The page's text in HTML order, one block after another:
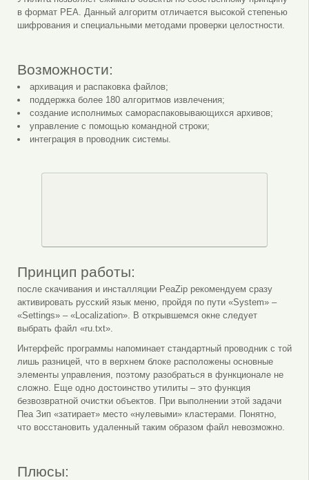
в формат PEA. Данный алгоритм отличается высокой степенью
шифрования и специальными методами проверки целостности.
Возможности:
архивация и распаковка файлов;
поддержка более 180 алгоритмов извлечения;
создание исполнимых самораспаковывающихся архивов;
управление с помощью командной строки;
интеграция в проводник системы.
Принцип работы:
после скачивания и инсталляции PeaZip рекомендуем сразу
активировать русский язык меню, пройдя по пути «System» –
«Settings» – «Localization». В открывшемся окне следует
выбрать файл «ru.txt».
Интерфейс программы напоминает стандартный проводник с той
лишь разницей, что в верхнем блоке расположены основные
элементы управления, поэтому разобраться в функционале не
сложно. Еще одно достоинство утилиты – это функция
безвозвратной очистки объектов. При выполнении этой задачи
Пеа Зип «затирает» место «нулевыми» кластерами. Понятно,
что восстановить удаленный таким образом файл невозможно.
Плюсы: